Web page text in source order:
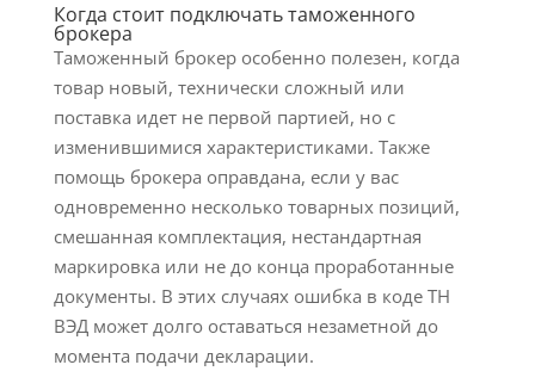
Когда стоит подключать таможенного
брокера
Таможенный брокер особенно полезен, когда
товар новый, технически сложный или
поставка идет не первой партией, но с
изменившимися характеристиками. Также
помощь брокера оправдана, если у вас
одновременно несколько товарных позиций,
смешанная комплектация, нестандартная
маркировка или не до конца проработанные
документы. В этих случаях ошибка в коде ТН
ВЭД может долго оставаться незаметной до
момента подачи декларации.